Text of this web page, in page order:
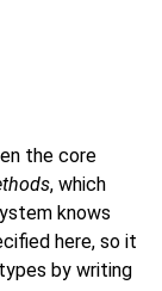
the core
, which
knows
here, so it
by writing